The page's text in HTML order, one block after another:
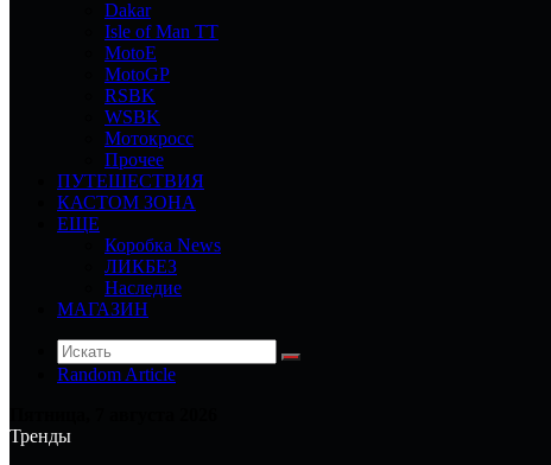
Dakar
Isle of Man TT
MotoE
MotoGP
RSBK
WSBK
Мотокросс
Прочее
ПУТЕШЕСТВИЯ
КАСТОМ ЗОНА
ЕЩЕ
Коробка News
ЛИКБЕЗ
Наследие
МАГАЗИН
Random Article
Тренды